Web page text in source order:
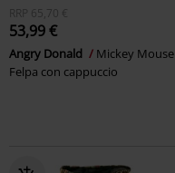
RRP 65,70 €
53,99 €
Angry Donald
Mickey Mouse
Felpa con cappuccio